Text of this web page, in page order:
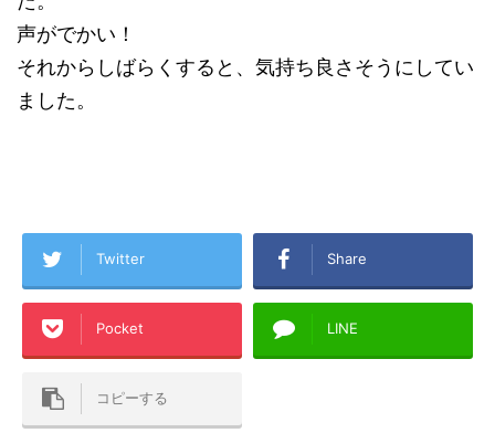
声がでかい！
それからしばらくすると、気持ち良さそうにしてい
ました。
Twitter Share
Pocket LINE
コピーする